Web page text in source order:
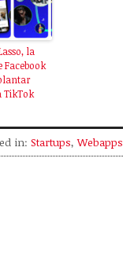
la
Facebook
TikTok
in: Startups,Webapps